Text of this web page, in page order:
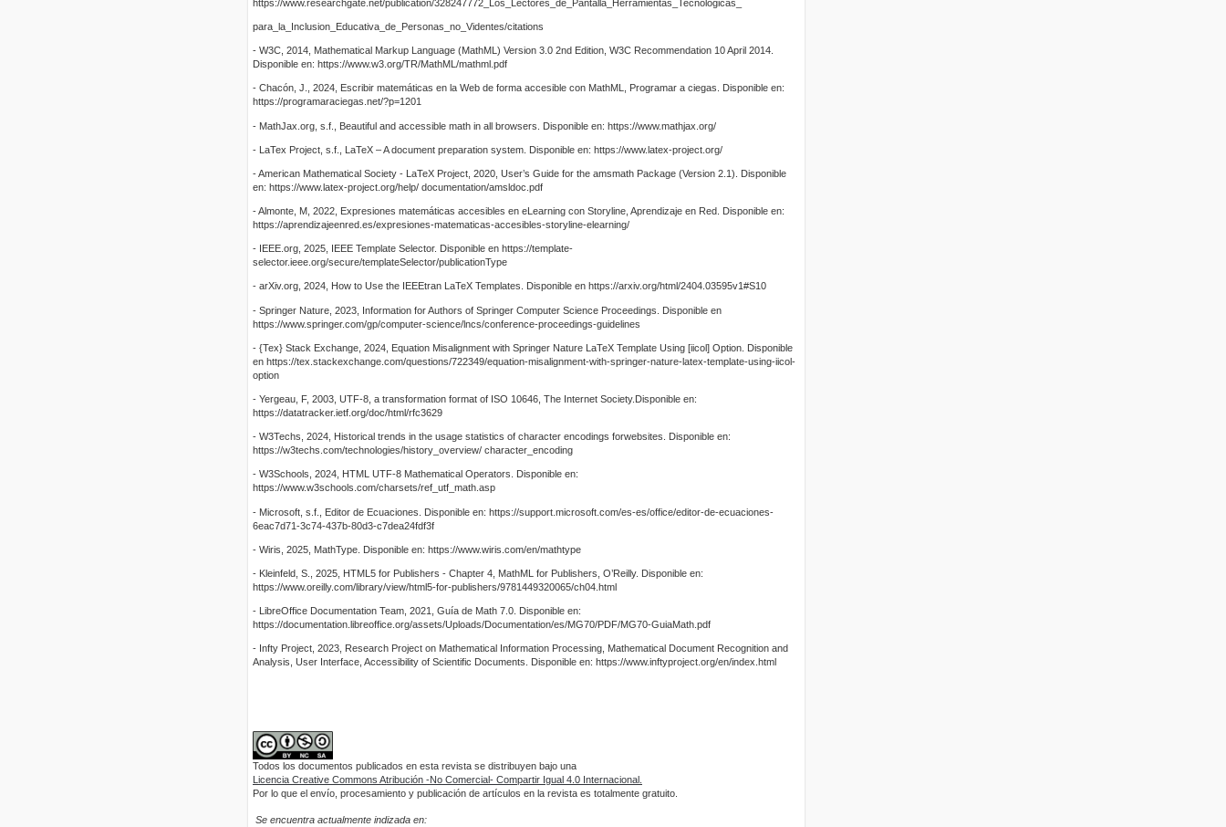
https://www.researchgate.net/publication/328247772_Los_Lectores_de_Pantalla_Herramientas_Tecnologicas_
para_la_Inclusion_Educativa_de_Personas_no_Videntes/citations
- W3C, 2014, Mathematical Markup Language (MathML) Version 3.0 2nd Edition, W3C Recommendation 10 April 2014.
Disponible en: https://www.w3.org/TR/MathML/mathml.pdf
- Chacón, J., 2024, Escribir matemáticas en la Web de forma accesible con MathML, Programar a ciegas. Disponible en:
https://programaraciegas.net/?p=1201
- MathJax.org, s.f., Beautiful and accessible math in all browsers. Disponible en: https://www.mathjax.org/
- LaTex Project, s.f., LaTeX – A document preparation system. Disponible en: https://www.latex-project.org/
- American Mathematical Society - LaTeX Project, 2020, User’s Guide for the amsmath Package (Version 2.1). Disponible
en: https://www.latex-project.org/help/ documentation/amsldoc.pdf
- Almonte, M, 2022, Expresiones matemáticas accesibles en eLearning con Storyline, Aprendizaje en Red. Disponible en:
https://aprendizajeenred.es/expresiones-matematicas-accesibles-storyline-elearning/
- IEEE.org, 2025, IEEE Template Selector. Disponible en https://template-
selector.ieee.org/secure/templateSelector/publicationType
- arXiv.org, 2024, How to Use the IEEEtran LaTeX Templates. Disponible en https://arxiv.org/html/2404.03595v1#S10
- Springer Nature, 2023, Information for Authors of Springer Computer Science Proceedings. Disponible en
https://www.springer.com/gp/computer-science/lncs/conference-proceedings-guidelines
- {Tex} Stack Exchange, 2024, Equation Misalignment with Springer Nature LaTeX Template Using [iicol] Option. Disponible
en https://tex.stackexchange.com/questions/722349/equation-misalignment-with-springer-nature-latex-template-using-iicol-
option
- Yergeau, F, 2003, UTF-8, a transformation format of ISO 10646, The Internet Society.Disponible en:
https://datatracker.ietf.org/doc/html/rfc3629
- W3Techs, 2024, Historical trends in the usage statistics of character encodings forwebsites. Disponible en:
https://w3techs.com/technologies/history_overview/ character_encoding
- W3Schools, 2024, HTML UTF-8 Mathematical Operators. Disponible en:
https://www.w3schools.com/charsets/ref_utf_math.asp
- Microsoft, s.f., Editor de Ecuaciones. Disponible en: https://support.microsoft.com/es-es/office/editor-de-ecuaciones-
6eac7d71-3c74-437b-80d3-c7dea24fdf3f
- Wiris, 2025, MathType. Disponible en: https://www.wiris.com/en/mathtype
- Kleinfeld, S., 2025, HTML5 for Publishers - Chapter 4, MathML for Publishers, O’Reilly. Disponible en:
https://www.oreilly.com/library/view/html5-for-publishers/9781449320065/ch04.html
- LibreOffice Documentation Team, 2021, Guía de Math 7.0. Disponible en:
https://documentation.libreoffice.org/assets/Uploads/Documentation/es/MG70/PDF/MG70-GuiaMath.pdf
- Infty Project, 2023, Research Project on Mathematical Information Processing, Mathematical Document Recognition and
Analysis, User Interface, Accessibility of Scientific Documents. Disponible en: https://www.inftyproject.org/en/index.html
Todos los documentos publicados en esta revista se distribuyen bajo una
Licencia Creative Commons Atribución -No Comercial- Compartir Igual 4.0 Internacional.
Por lo que el envío, procesamiento y publicación de artículos en la revista es totalmente gratuito.
Se encuentra actualmente indizada en: